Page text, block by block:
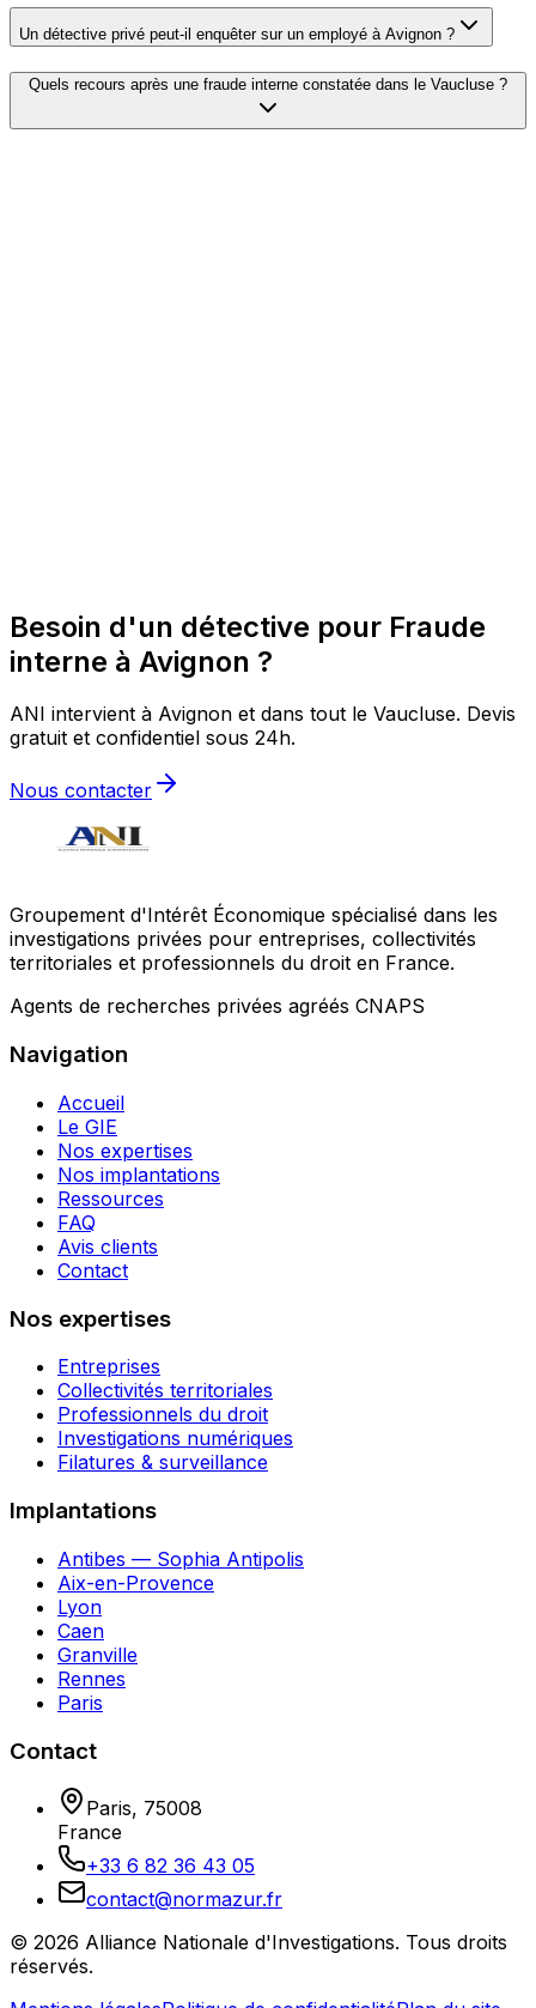
Un détective privé peut-il enquêter sur un employé à Avignon ?
Quels recours après une fraude interne constatée dans le Vaucluse ?
Besoin d'un détective pour Fraude
interne à Avignon ?
ANI intervient à Avignon et dans tout le Vaucluse. Devis
gratuit et confidentiel sous 24h.
Nous contacter
Groupement d'Intérêt Économique spécialisé dans les
investigations privées pour entreprises, collectivités
territoriales et professionnels du droit en France.
Agents de recherches privées agréés CNAPS
Navigation
Accueil
Le GIE
Nos expertises
Nos implantations
Ressources
FAQ
Avis clients
Contact
Nos expertises
Entreprises
Collectivités territoriales
Professionnels du droit
Investigations numériques
Filatures & surveillance
Implantations
Antibes — Sophia Antipolis
Aix-en-Provence
Lyon
Caen
Granville
Rennes
Paris
Contact
Paris, 75008
France
+33 6 82 36 43 05
contact@normazur.fr
© 2026 Alliance Nationale d'Investigations. Tous droits
réservés.